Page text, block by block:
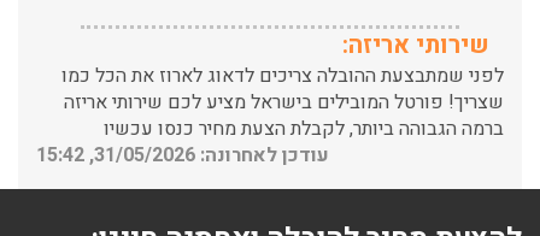
שירותי אריזה:
לפני שמתבצעת ההובלה צריכים לדאוג לארוז את הכל כמו
שצריך! פורטל המובילים בישראל מציע לכם שירותי אריזה
ברמה הגבוהה ביותר, לקבלת הצעת מחיר כנסו עכשיו
עודכן לאחרונה: 31/05/2026, 15:42